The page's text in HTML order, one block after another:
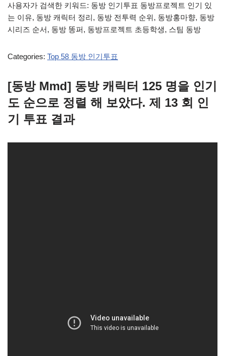
사용자가 검색한 키워드: 동방 인기투표 동방프로젝트 인기 있
는 이유, 동방 캐릭터 정리, 동방 전투력 순위, 동방홍마향, 동방
시리즈 순서, 동방 똥퍼, 동방프로젝트 초등학생, 스팀 동방
Categories: Top 58 동방 인기투표
[동방 Mmd] 동방 캐릭터 125 명을 인기
도 순으로 정렬 해 보았다. 제 13 회 인
기 투표 결과